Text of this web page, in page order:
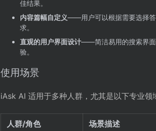
佳结果。
内容篇幅自定义——用户可以根据需要选择答
求。
直观的用户界面设计——简洁易用的搜索界面
验。
使用场景
iAsk AI 适用于多种人群，尤其是以下专业领
人群/角色 场景描述